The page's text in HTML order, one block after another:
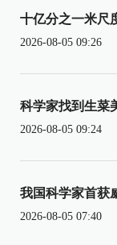
十亿分之一米尺
2026-08-05 09:26
科学家找到生菜
2026-08-05 09:24
我国科学家首获
2026-08-05 07:40